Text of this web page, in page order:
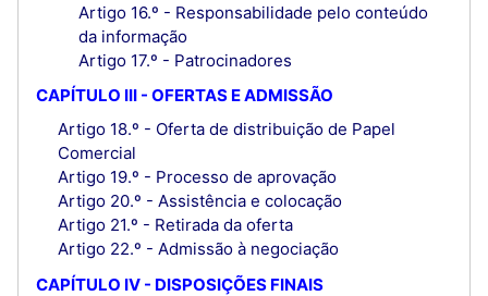
Artigo 16.º - Responsabilidade pelo conteúdo
da informação
Artigo 17.º - Patrocinadores
CAPÍTULO III - OFERTAS E ADMISSÃO
Artigo 18.º - Oferta de distribuição de Papel
Comercial
Artigo 19.º - Processo de aprovação
Artigo 20.º - Assistência e colocação
Artigo 21.º - Retirada da oferta
Artigo 22.º - Admissão à negociação
CAPÍTULO IV - DISPOSIÇÕES FINAIS